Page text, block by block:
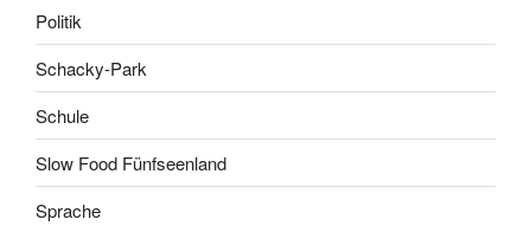
Politik
Schacky-Park
Schule
Slow Food Fünfseenland
Sprache